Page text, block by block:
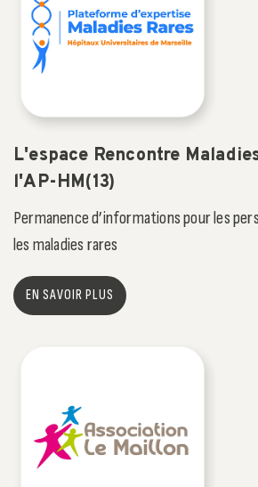
L'espace Rencontre
l'AP-HM(13)
Permanence d’informations pour les
les maladies rares
EN SAVOIR PLUS